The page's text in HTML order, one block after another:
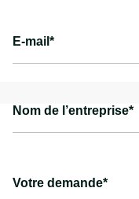
E-mail*
Nom de l’entreprise*
Votre demande*